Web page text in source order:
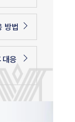
방법
대응